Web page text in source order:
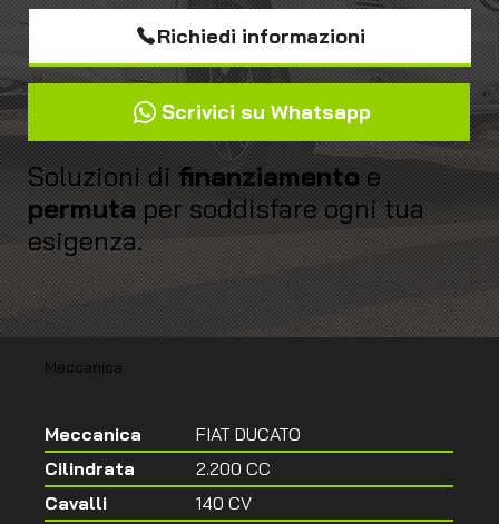
Richiedi informazioni
Scrivici su Whatsapp
Soluzioni difinanziamentoe
permutaper soddisfare ogni tua
esigenza.
Meccanica
Meccanica
FIAT DUCATO
Cilindrata
2.200 CC
Cavalli
140 CV